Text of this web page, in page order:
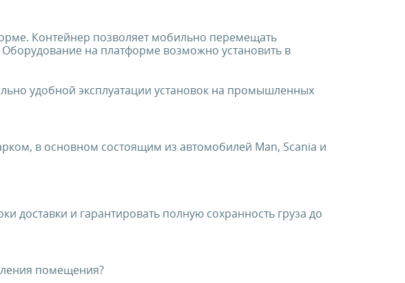
Контейнер позволяет мобильно перемещать
на платформе возможно установить в
удобной эксплуатации установок на промышленных
в основном состоящим из автомобилей Man, Scania и
доставки и гарантировать полную сохранность груза до
помещения?